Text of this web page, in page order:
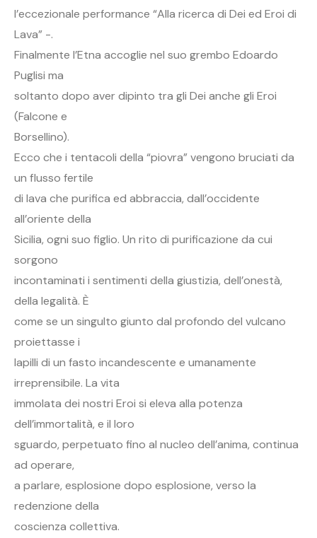
l’eccezionale performance “Alla ricerca di Dei ed Eroi di
Lava” -.
Finalmente l’Etna accoglie nel suo grembo Edoardo
Puglisi ma
soltanto dopo aver dipinto tra gli Dei anche gli Eroi
(Falcone e
Borsellino).
Ecco che i tentacoli della “piovra” vengono bruciati da
un flusso fertile
di lava che purifica ed abbraccia, dall’occidente
all’oriente della
Sicilia, ogni suo figlio. Un rito di purificazione da cui
sorgono
incontaminati i sentimenti della giustizia, dell’onestà,
della legalità. È
come se un singulto giunto dal profondo del vulcano
proiettasse i
lapilli di un fasto incandescente e umanamente
irreprensibile. La vita
immolata dei nostri Eroi si eleva alla potenza
dell’immortalità, e il loro
sguardo, perpetuato fino al nucleo dell’anima, continua
ad operare,
a parlare, esplosione dopo esplosione, verso la
redenzione della
coscienza collettiva.